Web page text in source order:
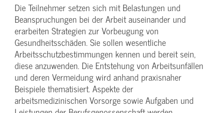
Die Teilnehmer setzen sich mit Belastungen und
Beanspruchungen bei der Arbeit auseinander und
erarbeiten Strategien zur Vorbeugung von
Gesundheitsschäden. Sie sollen wesentliche
Arbeitsschutzbestimmungen kennen und bereit sein,
diese anzuwenden. Die Entstehung von Arbeitsunfällen
und deren Vermeidung wird anhand praxisnaher
Beispiele thematisiert. Aspekte der
arbeitsmedizinischen Vorsorge sowie Aufgaben und